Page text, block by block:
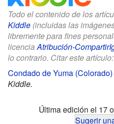
Todo el contenido de los
Kiddle (incluidas las
libremente para fines
licenciaAtribución-
lo contrario. Citar este artículo:
Condado de Yuma
Kiddle.
Última edición el 17
Sugerir